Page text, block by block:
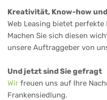
Kreativität, Know-how
Web Leasing bietet
Machen Sie sich diesen
unsere Auftraggeber von
Und jetzt sind Sie gefragt
Wir freuen uns auf Ihre
Frankensiedlung.